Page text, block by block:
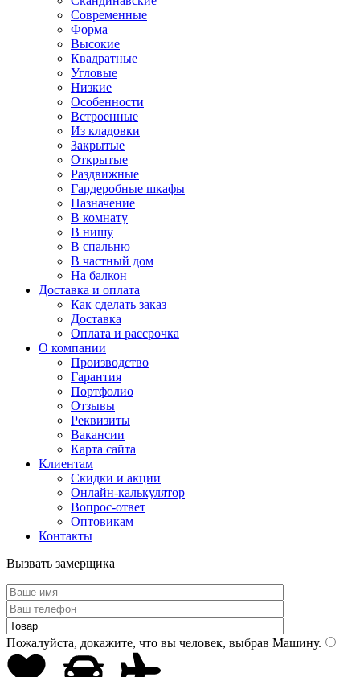
Современные
Форма
Высокие
Квадратные
Угловые
Низкие
Особенности
Встроенные
Из кладовки
Закрытые
Открытые
Раздвижные
Гардеробные шкафы
Назначение
В комнату
В нишу
В спальню
В частный дом
На балкон
Доставка и оплата
Как сделать заказ
Доставка
Оплата и рассрочка
О компании
Производство
Гарантия
Портфолио
Отзывы
Реквизиты
Вакансии
Карта сайта
Клиентам
Скидки и акции
Онлайн-калькулятор
Вопрос-ответ
Оптовикам
Контакты
Вызвать замерщика
Пожалуйста, докажите, что вы человек, выбрав Машину.